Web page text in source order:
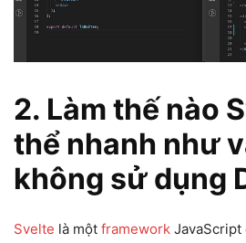
2. Làm thế nào
thể nhanh như
không sử dụng
Svelte là một framework JavaScript